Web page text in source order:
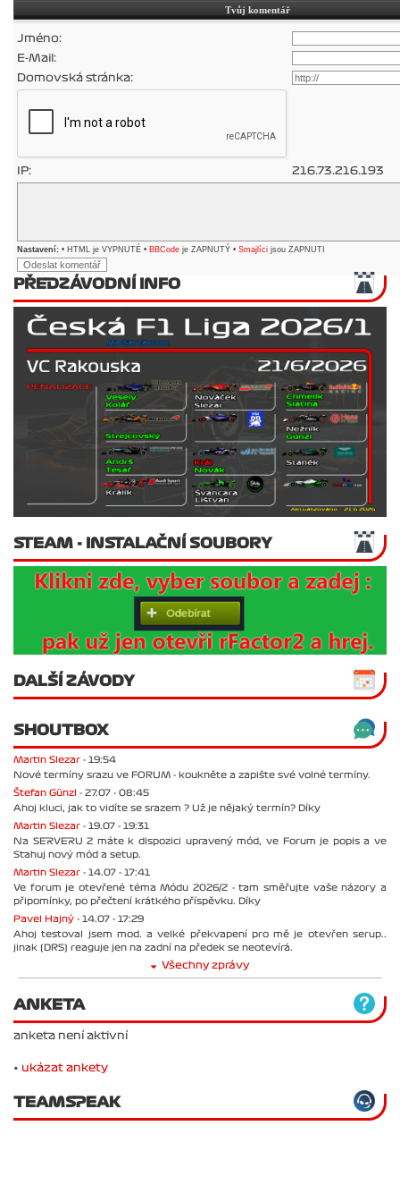
Tvůj komentář
Jméno:
E-Mail:
Domovská stránka:
IP: 216.73.216.193
Nastavení: • HTML je VYPNUTÉ • BBCode je ZAPNUTÝ • Smajlíci jsou ZAPNUTI
PŘEDZÁVODNÍ INFO
STEAM - INSTALAČNÍ SOUBORY
DALŠÍ ZÁVODY
SHOUTBOX
Martin Slezar - 19:54
Nové termíny srazu ve FORUM - koukněte a zapište své volné termíny.
Štefan Günzl - 27.07 - 08:45
Ahoj kluci, jak to vidíte se srazem ? Už je nějaký termín? Díky
Martin Slezar - 19.07 - 19:31
Na SERVERU 2 máte k dispozici upravený mód, ve Forum je popis a ve
Stahuj nový mód a setup.
Martin Slezar - 14.07 - 17:41
Ve forum je otevřené téma Módu 2026/2 - tam směřujte vaše názory a
připomínky, po přečtení krátkého příspěvku. Díky
Pavel Hajný - 14.07 - 17:29
Ahoj testoval jsem mod. a velké překvapení pro mě je otevřen serup..
jinak (DRS) reaguje jen na zadní na předek se neotevírá.
Všechny zprávy
ANKETA
anketa není aktivní
• ukázat ankety
TEAMSPEAK